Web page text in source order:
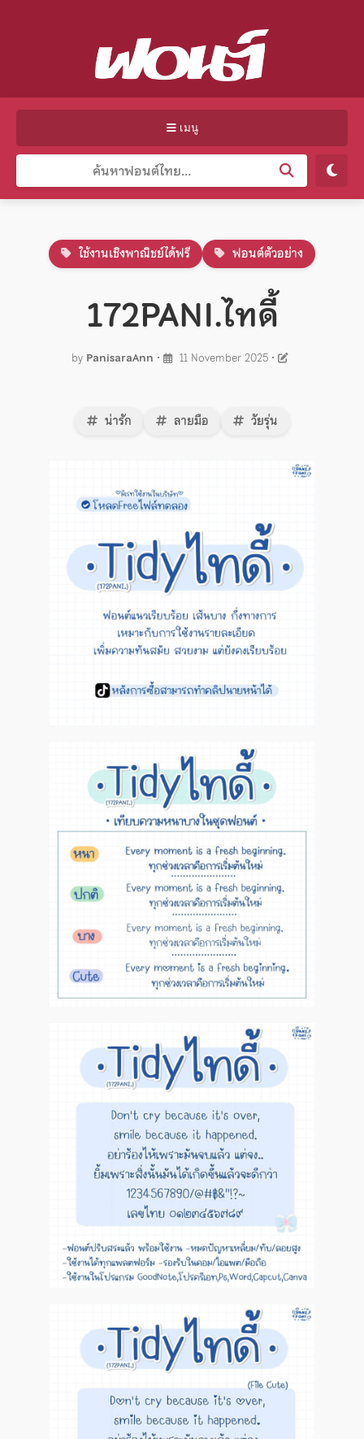
เมนู
ใช้งานเชิงพาณิชย์ได้ฟรี ฟอนต์ตัวอย่าง
172PANI.ไทดี้
by PanisaraAnn • 11 November 2025 •
น่ารัก ลายมือ วัยรุ่น